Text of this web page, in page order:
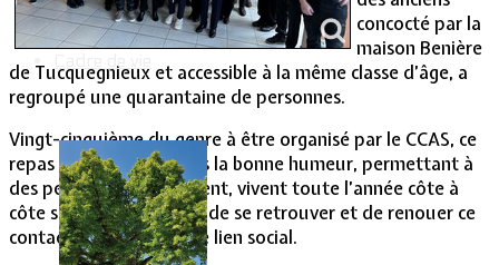
Cadre de vie
concocté par la
maison Benière
de Tucquegnieux et accessible à la même classe d’âge, a
regroupé une quarantaine de personnes.
Vingt-cinquième du genre à être organisé par le CCAS, ce
repas s’est déroulé dans la bonne humeur, permettant à
des personnes qui souvent, vivent toute l’année côte à
côte sans se rencontrer, de se retrouver et de renouer ce
contact qui entretient le lien social.